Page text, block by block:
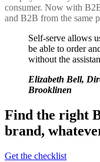
consumer. Now with
and B2B from the same
Self-serve allows
be able to order
without the
Elizabeth Bell,
Brooklinen
Find the right
brand,
Get the checklist